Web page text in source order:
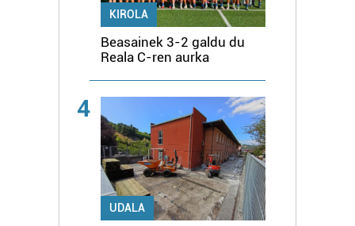
KIROLA
Beasainek 3-2 galdu du
Reala C-ren aurka
4
UDALA